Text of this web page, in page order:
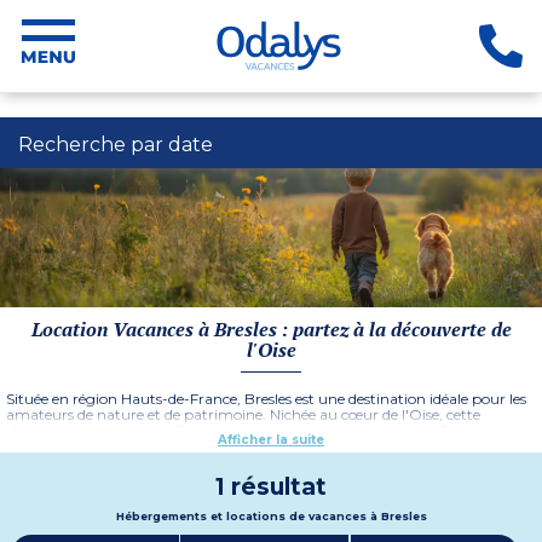
Recherche par date
Location Vacances à Bresles : partez à la découverte de
l'Oise
Située en région Hauts-de-France, Bresles est une destination idéale pour les
amateurs de nature et de patrimoine. Nichée au cœur de l'Oise, cette
charmante commune offre un cadre paisible et verdoyant, parfait pour une
escapade en famille, entre amis ou en couple.
Avec ses paysages bucoliques et ses forêts environnantes, Bresles est une
invitation à la détente et aux activités de plein air. Les passionnés d'histoire
pourront explorer l'église Saint-Gervais-Saint-Protais, un monument
remarquable du patrimoine local.
Afficher la suite
1 résultat
Hébergements et locations de vacances à Bresles